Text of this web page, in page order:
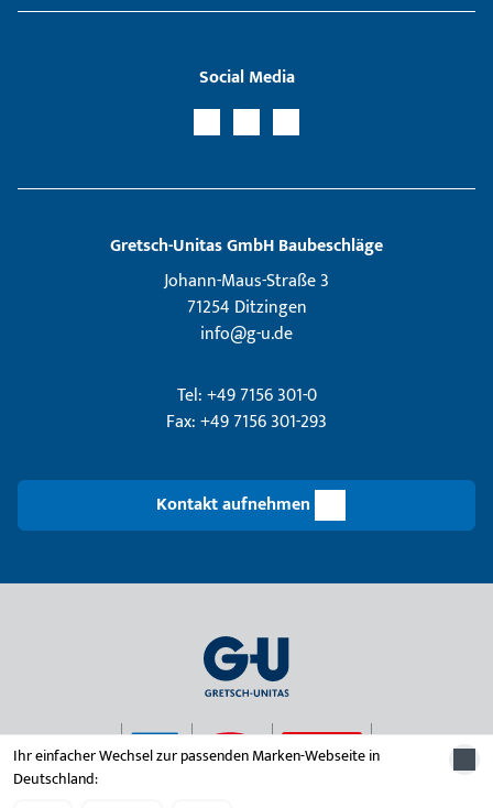
Ihr einfacher Wechsel zur passenden Marken-Webseite in
Deutschland:
Social Media
Gretsch­-Unitas GmbH Baubeschläge
Johann-Maus-Straße 3
71254 Ditzingen
info@g-u.de
Tel: +49 7156 301-0
Fax: +49 7156 301-293
Kontakt aufnehmen